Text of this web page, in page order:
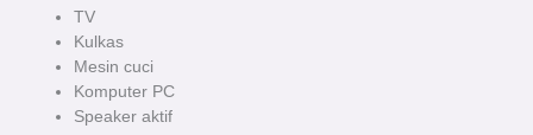
TV
Kulkas
Mesin cuci
Komputer PC
Speaker aktif